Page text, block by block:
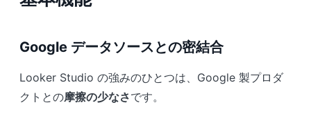
Google データソースとの密結合
Looker Studio の強みのひとつは、Google 製プロダ
クトとの摩擦の少なさです。